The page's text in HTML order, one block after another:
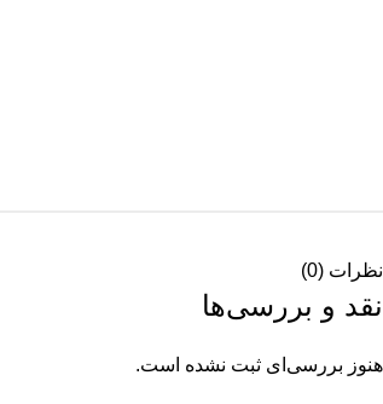
نظرات (0)
نقد و بررسی‌ها
هنوز بررسی‌ای ثبت نشده است.